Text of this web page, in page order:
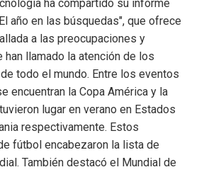
ha compartido su informe
año en las búsquedas", que ofrece
a las preocupaciones y
han llamado la atención de los
todo el mundo. Entre los eventos
encuentran la Copa América y la
lugar en verano en Estados
respectivamente. Estos
fútbol encabezaron la lista de
También destacó el Mundial de